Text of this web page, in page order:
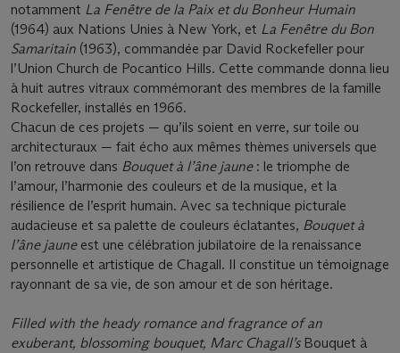
notamment La Fenêtre de la Paix et du Bonheur Humain
(1964) aux Nations Unies à New York, et La Fenêtre du Bon
Samaritain (1963), commandée par David Rockefeller pour
l’Union Church de Pocantico Hills. Cette commande donna lieu
à huit autres vitraux commémorant des membres de la famille
Rockefeller, installés en 1966.
Chacun de ces projets — qu’ils soient en verre, sur toile ou
architecturaux — fait écho aux mêmes thèmes universels que
l’on retrouve dans Bouquet à l’âne jaune: le triomphe de
l’amour, l’harmonie des couleurs et de la musique, et la
résilience de l’esprit humain. Avec sa technique picturale
audacieuse et sa palette de couleurs éclatantes, Bouquet à
l’âne jauneest une célébration jubilatoire de la renaissance
personnelle et artistique de Chagall. Il constitue un témoignage
rayonnant de sa vie, de son amour et de son héritage.
Filled with the heady romance and fragrance of an
exuberant, blossoming bouquet, Marc Chagall’s Bouquet à